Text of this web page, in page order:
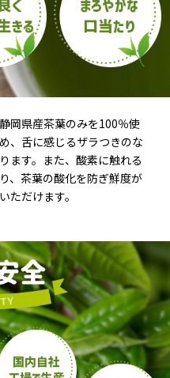
岡県産茶葉のみを100％使
、舌に感じるザラつきのな
ます。また、酸素に触れる
、茶葉の酸化を防ぎ鮮度が
ただけます。